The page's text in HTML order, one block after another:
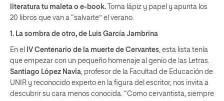
literatura tu maleta o e-book. Toma lápiz y papel y apunta los
20 libros que van a “salvarte” el verano.
1. La sombra de otro, de Luis García Jambrina
En el IV Centenario de la muerte de Cervantes, esta lista tenía
que empezar con un pequeño homenaje al genio de las Letras.
Santiago López Navia, profesor de la Facultad de Educación de
UNIR y reconocido experto en la figura del escritor, nos invita a
descubrir su cara menos conocida. “Como cervantista, siempre